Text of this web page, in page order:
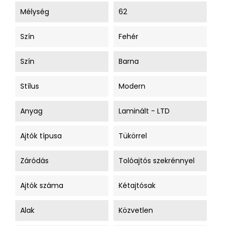
Mélység 62
Szín Fehér
Szín Barna
Stílus Modern
Anyag Laminált - LTD
Ajtók típusa Tükörrel
Záródás Tolóajtós szekrénnyel
Ajtók száma Kétajtósak
Alak Közvetlen